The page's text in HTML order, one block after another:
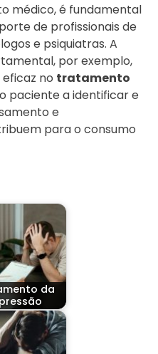
médico, é fundamental
de profissionais de
e psiquiatras. A
por exemplo,
no tratamento
paciente a identificar e
e
para o consumo
da